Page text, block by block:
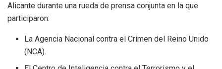
Alicante durante una rueda de prensa conjunta en la que
participaron:
La Agencia Nacional contra el Crimen del Reino Unido
(NCA).